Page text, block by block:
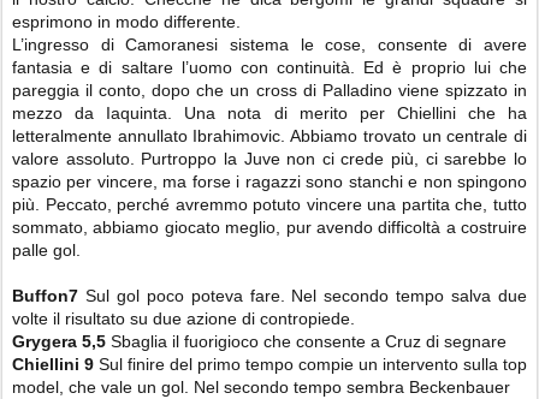
esprimono in modo differente.
L’ingresso di Camoranesi sistema le cose, consente di avere
fantasia e di saltare l’uomo con continuità. Ed è proprio lui che
pareggia il conto, dopo che un cross di Palladino viene spizzato in
mezzo da Iaquinta. Una nota di merito per Chiellini che ha
letteralmente annullato Ibrahimovic. Abbiamo trovato un centrale di
valore assoluto. Purtroppo la Juve non ci crede più, ci sarebbe lo
spazio per vincere, ma forse i ragazzi sono stanchi e non spingono
più. Peccato, perché avremmo potuto vincere una partita che, tutto
sommato, abbiamo giocato meglio, pur avendo difficoltà a costruire
palle gol.
Buffon7 Sul gol poco poteva fare. Nel secondo tempo salva due
volte il risultato su due azione di contropiede.
Grygera 5,5 Sbaglia il fuorigioco che consente a Cruz di segnare
Chiellini 9 Sul finire del primo tempo compie un intervento sulla top
model, che vale un gol. Nel secondo tempo sembra Beckenbauer